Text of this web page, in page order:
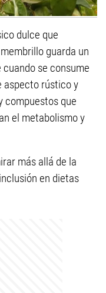
dulce que
guarda un
se consume
aspecto rústico y
compuestos que
el metabolismo y
más allá de la
en dietas